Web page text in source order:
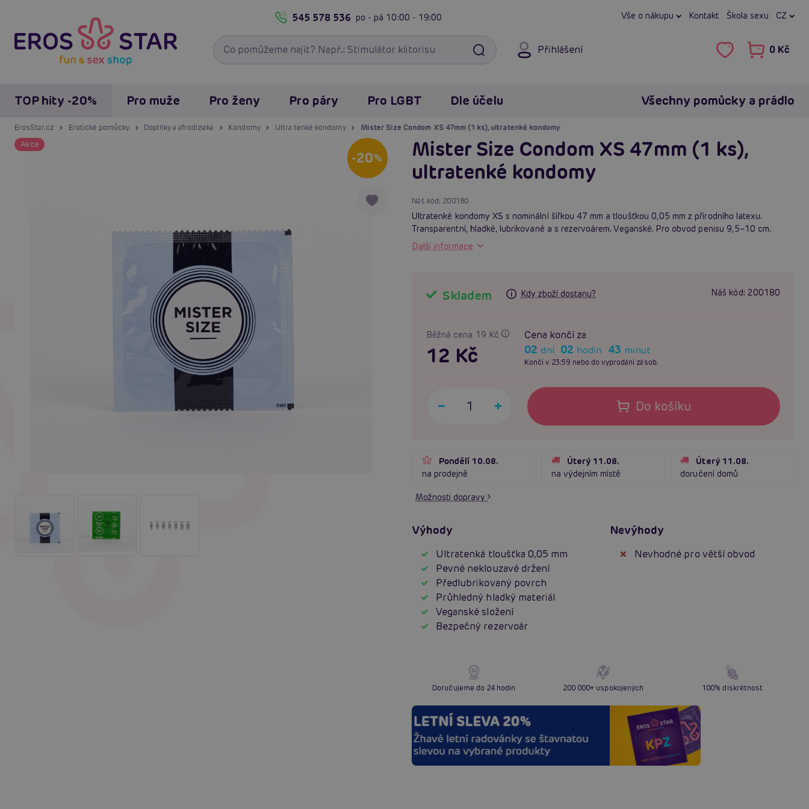
545 578 536 po - pá 10:00 - 19:00 Vše o nákupu Kontakt Škola sexu CZ
Přihlášení 0 Kč
TOP hity -20% Pro muže Pro ženy Pro páry Pro LGBT Dle účelu Všechny pomůcky a prádlo
ErosStar.cz Erotické pomůcky Doplňky a afrodiziaka Kondomy Ultra tenké kondomy Mister Size Condom XS 47mm (1 ks), ultratenké kondomy
Akce
-20%
Mister Size Condom XS 47mm (1 ks),
ultratenké kondomy
Náš kód: 200180
Ultratenké kondomy XS s nominální šířkou 47 mm a tloušťkou 0,05 mm z přírodního latexu.
Transparentní, hladké, lubrikované a s rezervoárem. Veganské. Pro obvod penisu 9,5–10 cm.
Další informace
Skladem Kdy zboží dostanu? Náš kód: 200180
Běžná cena 19 Kč
12 Kč
Cena končí za
02 dní 02 hodin 43 minut
Končí v 23:59 nebo do vyprodání zásob.
Do košíku
Pondělí 10.08.
na prodejně
Úterý 11.08.
na výdejním místě
Úterý 11.08.
doručení domů
Možnosti dopravy
Výhody
Ultratenká tloušťka 0,05 mm
Pevné neklouzavé držení
Předlubrikovaný povrch
Průhledný hladký materiál
Veganské složení
Bezpečný rezervoár
Nevýhody
Nevhodné pro větší obvod
Doručujeme do 24 hodin 200 000+ uspokojených 100% diskrétnost